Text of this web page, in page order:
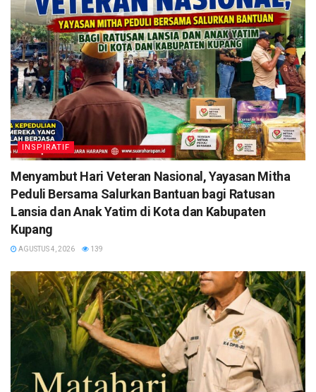
INSPIRATIF
​Menyambut Hari Veteran Nasional, Yayasan Mitha
Peduli Bersama Salurkan Bantuan bagi Ratusan
Lansia dan Anak Yatim di Kota dan Kabupaten
Kupang
AGUSTUS 4, 2026 139